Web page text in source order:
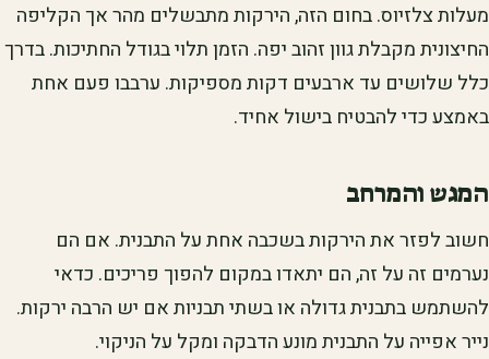
מעלות צלזיוס. בחום הזה, הירקות מתבשלים מהר אך הקליפה
החיצונית מקבלת גוון זהוב יפה. הזמן תלוי בגודל החתיכות. בדרך
כלל שלושים עד ארבעים דקות מספיקות. ערבבו פעם אחת
באמצע כדי להבטיח בישול אחיד.
המגש והמרחב
חשוב לפזר את הירקות בשכבה אחת על התבנית. אם הם
נערמים זה על זה, הם יתאדו במקום להפוך פריכים. כדאי
להשתמש בתבנית גדולה או בשתי תבניות אם יש הרבה ירקות.
נייר אפייה על התבנית מונע הדבקה ומקל על הניקוי.